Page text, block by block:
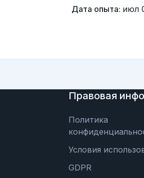
Дата опыта: июл
Правовая
Политика
Условия
GDPR